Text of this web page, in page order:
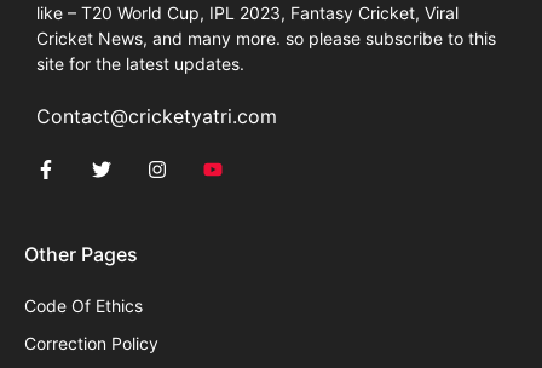
like – T20 World Cup, IPL 2023, Fantasy Cricket, Viral
Cricket News, and many more. so please subscribe to this
site for the latest updates.
Contact@cricketyatri.com
Other Pages
Code Of Ethics
Correction Policy